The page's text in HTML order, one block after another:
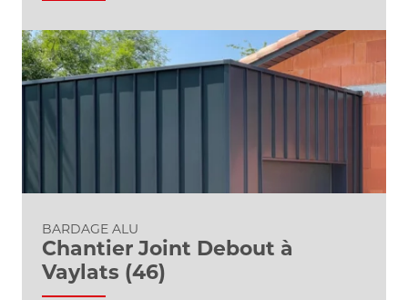
BARDAGE ALU
Chantier Joint Debout à
Vaylats (46)